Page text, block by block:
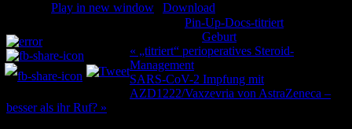
Play in new window
Download
Pin-Up-Docs-titriert
Geburt
Beitragsnavigation« „titriert“ perioperatives Steroid-
Management
SARS-CoV-2 Impfung mit
AZD1222/Vaxzevria von AstraZeneca –
besser als ihr Ruf? »